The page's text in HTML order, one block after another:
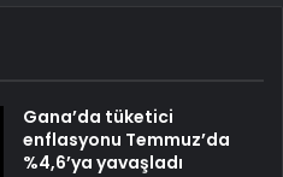
Gana’da tüketici
enflasyonu Temmuz’da
%4,6’ya yavaşladı